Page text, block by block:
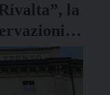
la
al